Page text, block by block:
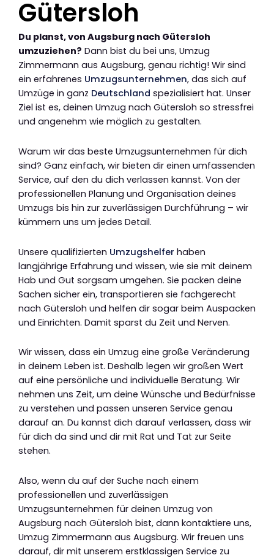
Gütersloh
Du planst, von Augsburg nach Gütersloh
umzuziehen? Dann bist du bei uns, Umzug
Zimmermann aus Augsburg, genau richtig! Wir sind
ein erfahrenes Umzugsunternehmen, das sich auf
Umzüge in ganz Deutschland spezialisiert hat. Unser
Ziel ist es, deinen Umzug nach Gütersloh so stressfrei
und angenehm wie möglich zu gestalten.
Warum wir das beste Umzugsunternehmen für dich
sind? Ganz einfach, wir bieten dir einen umfassenden
Service, auf den du dich verlassen kannst. Von der
professionellen Planung und Organisation deines
Umzugs bis hin zur zuverlässigen Durchführung – wir
kümmern uns um jedes Detail.
Unsere qualifizierten Umzugshelfer haben
langjährige Erfahrung und wissen, wie sie mit deinem
Hab und Gut sorgsam umgehen. Sie packen deine
Sachen sicher ein, transportieren sie fachgerecht
nach Gütersloh und helfen dir sogar beim Auspacken
und Einrichten. Damit sparst du Zeit und Nerven.
Wir wissen, dass ein Umzug eine große Veränderung
in deinem Leben ist. Deshalb legen wir großen Wert
auf eine persönliche und individuelle Beratung. Wir
nehmen uns Zeit, um deine Wünsche und Bedürfnisse
zu verstehen und passen unseren Service genau
darauf an. Du kannst dich darauf verlassen, dass wir
für dich da sind und dir mit Rat und Tat zur Seite
stehen.
Also, wenn du auf der Suche nach einem
professionellen und zuverlässigen
Umzugsunternehmen für deinen Umzug von
Augsburg nach Gütersloh bist, dann kontaktiere uns,
Umzug Zimmermann aus Augsburg. Wir freuen uns
darauf, dir mit unserem erstklassigen Service zu